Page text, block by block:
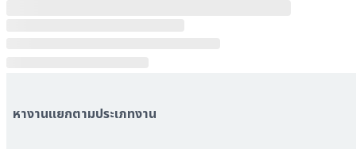
หางานแยกตามประเภทงาน